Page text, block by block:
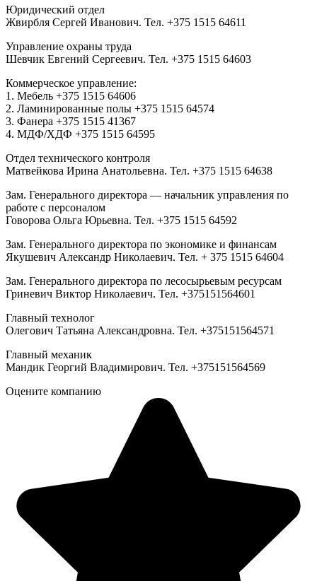
Юридический отдел
Жвирбля Сергей Иванович. Тел. +375 1515 64611
Управление охраны труда
Шевчик Евгений Сергеевич. Тел. +375 1515 64603
Коммерческое управление:
1. Мебель +375 1515 64606
2. Ламинированные полы +375 1515 64574
3. Фанера +375 1515 41367
4. МДФ/ХДФ +375 1515 64595
Отдел технического контроля
Матвейкова Ирина Анатольевна. Тел. +375 1515 64638
Зам. Генерального директора — начальник управления по
работе с персоналом
Говорова Ольга Юрьевна. Тел. +375 1515 64592
Зам. Генерального директора по экономике и финансам
Якушевич Александр Николаевич. Тел. + 375 1515 64604
Зам. Генерального директора по лесосырьевым ресурсам
Гриневич Виктор Николаевич. Тел. +375151564601
Главный технолог
Олегович Татьяна Александровна. Тел. +375151564571
Главный механик
Мандик Георгий Владимирович. Тел. +375151564569
Оцените компанию